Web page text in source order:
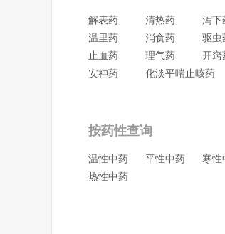
解表药 清热药 泻下
温里药
消食药 驱虫
止血药
理气药 开窍
安神药
化淡平喘止咳药
按药性查询
温性中药 平性中药 寒性
热性中药